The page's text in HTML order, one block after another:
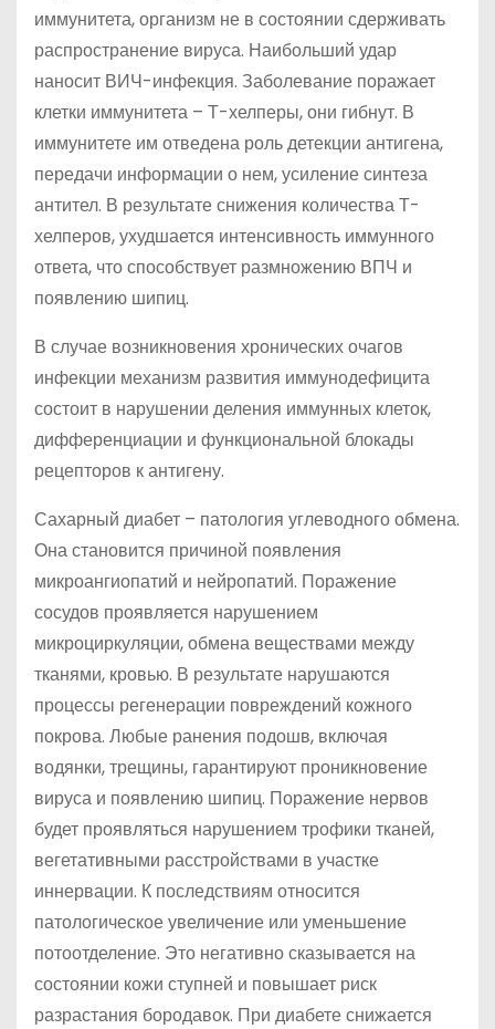
иммунитета, организм не в состоянии сдерживать
распространение вируса. Наибольший удар
наносит ВИЧ-инфекция. Заболевание поражает
клетки иммунитета – Т-хелперы, они гибнут. В
иммунитете им отведена роль детекции антигена,
передачи информации о нем, усиление синтеза
антител. В результате снижения количества Т-
хелперов, ухудшается интенсивность иммунного
ответа, что способствует размножению ВПЧ и
появлению шипиц.
В случае возникновения хронических очагов
инфекции механизм развития иммунодефицита
состоит в нарушении деления иммунных клеток,
дифференциации и функциональной блокады
рецепторов к антигену.
Сахарный диабет – патология углеводного обмена.
Она становится причиной появления
микроангиопатий и нейропатий. Поражение
сосудов проявляется нарушением
микроциркуляции, обмена веществами между
тканями, кровью. В результате нарушаются
процессы регенерации повреждений кожного
покрова. Любые ранения подошв, включая
водянки, трещины, гарантируют проникновение
вируса и появлению шипиц. Поражение нервов
будет проявляться нарушением трофики тканей,
вегетативными расстройствами в участке
иннервации. К последствиям относится
патологическое увеличение или уменьшение
потоотделение. Это негативно сказывается на
состоянии кожи ступней и повышает риск
разрастания бородавок. При диабете снижается